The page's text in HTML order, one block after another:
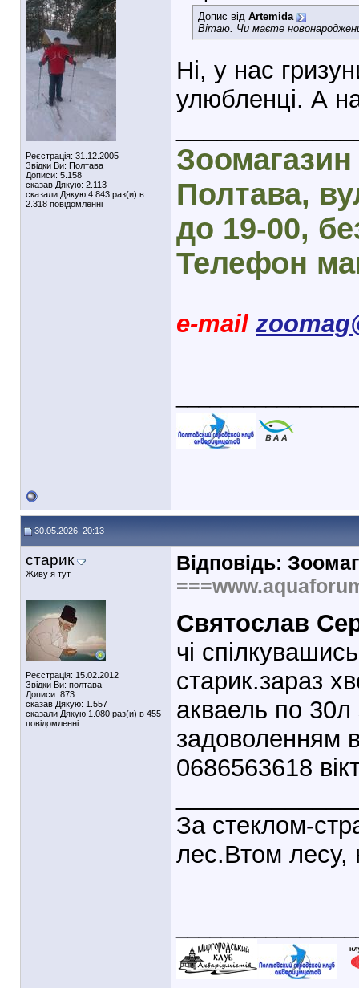
Реєстрація: 31.12.2005
Звідки Ви: Полтава
Дописи: 5.158
сказав Дякую: 2.113
сказали Дякую 4.843 раз(и) в
2.318 повідомленні
Допис від Artemida
Вітаю. Чи маєте
Ні, у нас
улюбленці. А
Полтава,
до 19-00,
Телефон
e-mail
30.05.2026, 20:13
старик
Живу я тут
Реєстрація: 15.02.2012
Звідки Ви: полтава
Дописи: 873
сказав Дякую: 1.557
сказали Дякую 1.080 раз(и) в 455
повідомленні
Відповідь:
Святослав
чі
старик.зараз
акваель по 30л
задоволенням
0686563618
За стеклом-
лес.Втом лесу,